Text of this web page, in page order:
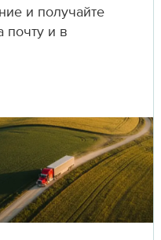
и получайте
почту и в